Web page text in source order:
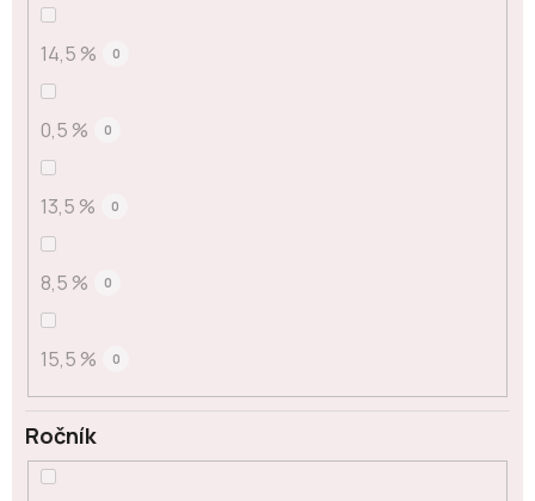
14,5 % 0
0,5 % 0
13,5 % 0
8,5 % 0
15,5 % 0
Ročník